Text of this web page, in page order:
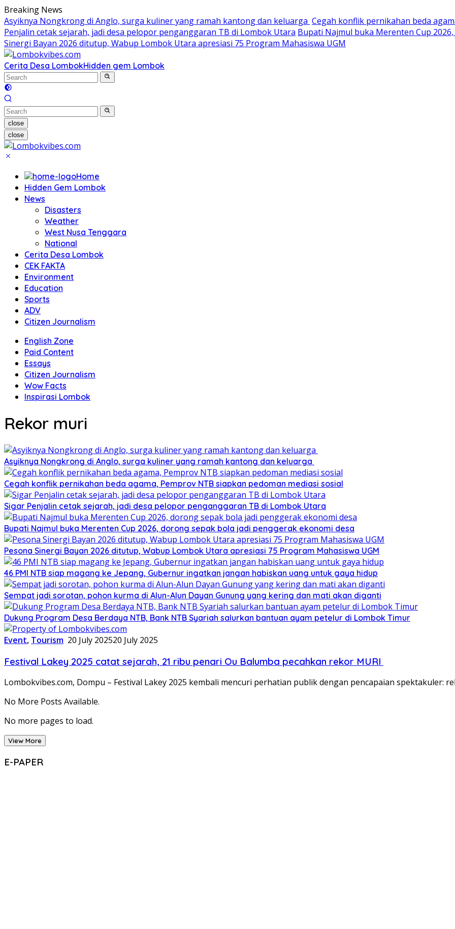
Skip
to
content
Breaking News
Asyiknya Nongkrong di Anglo, surga kuliner yang ramah kantong dan keluarga Cegah konflik pernikahan beda
Penjalin cetak sejarah, jadi desa pelopor penganggaran TB di Lombok Utara Bupati Najmul buka Merenten Cup
Sinergi Bayan 2026 ditutup, Wabup Lombok Utara apresiasi 75 Program Mahasiswa UGM
Cerita Desa LombokHidden gem Lombok
close
close
Home
Hidden Gem Lombok
News
Disasters
Weather
West Nusa Tenggara
National
Cerita Desa Lombok
CEK FAKTA
Environment
Education
Sports
ADV
Citizen Journalism
English Zone
Paid Content
Essays
Citizen Journalism
Wow Facts
Inspirasi Lombok
Rekor muri
Asyiknya Nongkrong di Anglo, surga kuliner yang ramah kantong dan keluarga
Cegah konflik pernikahan beda agama, Pemprov NTB siapkan pedoman mediasi sosial
Sigar Penjalin cetak sejarah, jadi desa pelopor penganggaran TB di Lombok Utara
Bupati Najmul buka Merenten Cup 2026, dorong sepak bola jadi penggerak ekonomi desa
Pesona Sinergi Bayan 2026 ditutup, Wabup Lombok Utara apresiasi 75 Program Mahasiswa UGM
46 PMI NTB siap magang ke Jepang, Gubernur ingatkan jangan habiskan uang untuk gaya hidup
Sempat jadi sorotan, pohon kurma di Alun-Alun Dayan Gunung yang kering dan mati akan diganti
Dukung Program Desa Berdaya NTB, Bank NTB Syariah salurkan bantuan ayam petelur di Lombok Timur
Event, Tourism 20 July 202520 July 2025
Festival Lakey 2025 catat sejarah, 21 ribu penari Ou Balumba pecahkan rekor MURI
Lombokvibes.com, Dompu – Festival Lakey 2025 kembali mencuri perhatian publik dengan pencapaian spektakuler:
No More Posts Available.
No more pages to load.
View More
E-PAPER